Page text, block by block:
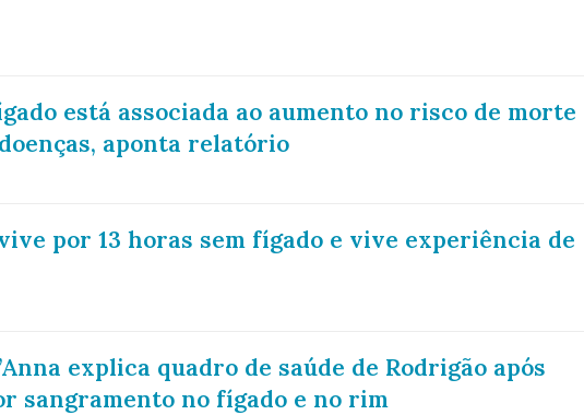
está associada ao aumento no risco de morte
aponta relatório
por 13 horas sem fígado e vive experiência de
explica quadro de saúde de Rodrigão após
sangramento no fígado e no rim